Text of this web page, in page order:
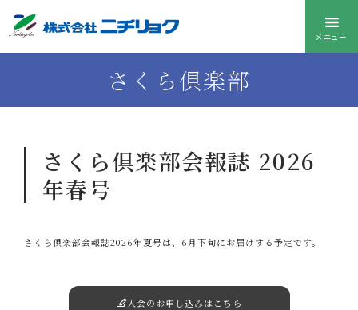
メニュー
さくら倶楽部
さくら倶楽部会報誌 2026
年春号
さくら倶楽部会報誌2026年夏号は、6月下旬にお届けする予定です。
入会のお申し込みはこちら